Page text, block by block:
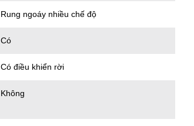
Rung ngoáy nhiều chế độ
Có
Có điều khiển rời
Không